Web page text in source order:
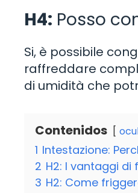
H4: Posso
Si, è possibile
raffreddare
di umidità che
Contenidos
1 Intestazione:
2 H2: I vantaggi di
3 H2: Come